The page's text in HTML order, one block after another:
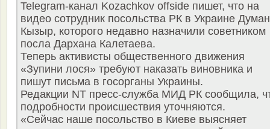
Telegram-канал Kozachkov offside пишет, что на
видео сотрудник посольства РК в Украине Думан
Кызыр, которого недавно назначили советником
посла Дархана Калетаева.
Теперь активисты общественного движения
«Зупини лося» требуют наказать виновника и
пишут письма в госорганы Украины.
Редакции NT пресс-служба МИД РК сообщила,
подробности происшествия уточняются.
«Сейчас наше посольство в Киеве выясняет